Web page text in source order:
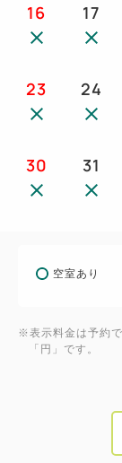
16 17
23 24
30 31
空室あり
※表示料金は予約
「円」です。